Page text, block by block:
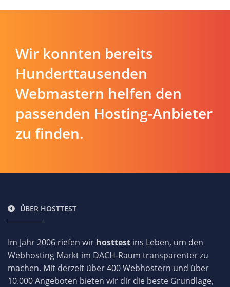
Wir konnten bereits
Hunderttausenden
Webmastern helfen den
passenden Hosting-Anbieter
zu finden.
ÜBER HOSTTEST
Im Jahr 2006 riefen wir hosttest ins Leben, um den
Webhosting Markt im DACH-Raum transparenter zu
machen. Mit derzeit über 400 Webhostern und über
10.000 Angeboten bieten wir dir die beste Grundlage,